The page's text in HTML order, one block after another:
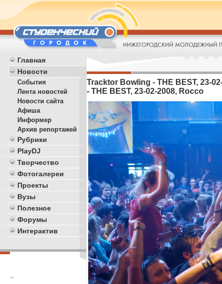
Главная
Новости
События
Лента новостей
Новости сайта
Афиша
Информер
Архив репортажей
Рубрики
PlayDJ
Творчество
Фотогалереи
Проекты
Вузы
Полезное
Форумы
Интерактив
**
Tracktor Bowling - THE BEST, 23-
- THE BEST, 23-02-2008, Rocco